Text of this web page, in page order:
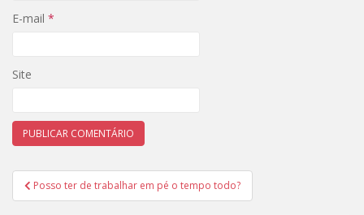
E-mail *
Site
Navegação
de
Posso ter de trabalhar em pé o tempo todo?